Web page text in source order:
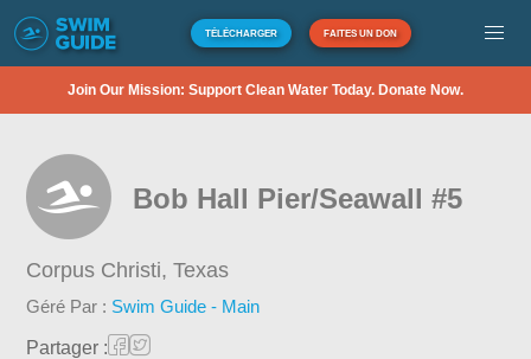
TÉLÉCHARGER FAITES UN DON
Join Our Mission: Support Clean Water Today. Donate Now.
Bob Hall Pier/Seawall #5
Corpus Christi,Texas
Géré Par : Swim Guide - Main
Partager :